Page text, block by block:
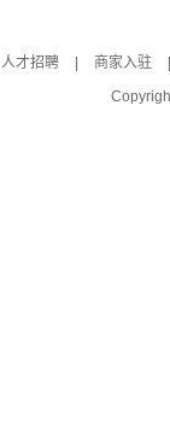
人才招聘 商家入驻